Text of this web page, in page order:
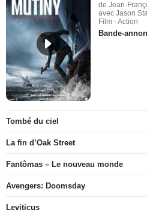
de Jean-
avec Jason
Film - Action
Bande-
Tombé du ciel
La fin d’Oak Street
Fantômas – Le nouveau monde
Avengers: Doomsday
Leviticus